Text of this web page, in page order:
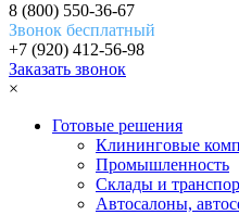
8 (800) 550-36-67
Звонок бесплатный
+7 (920) 412-56-98
Заказать звонок
×
Готовые решения
Клининговые
Промышленность
Склады и
Автосалоны,